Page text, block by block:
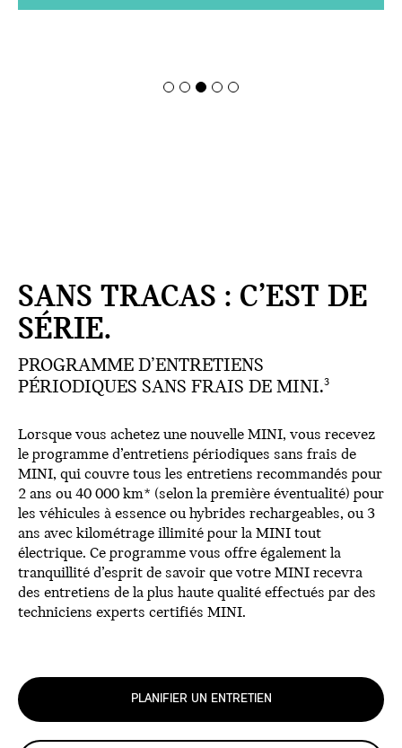
SANS TRACAS : C’EST DE
SÉRIE.
PROGRAMME D’ENTRETIENS
PÉRIODIQUES SANS FRAIS DE MINI.3
Lorsque vous achetez une nouvelle MINI, vous recevez
le programme d’entretiens périodiques sans frais de
MINI, qui couvre tous les entretiens recommandés pour
2 ans ou 40 000 km* (selon la première éventualité) pour
les véhicules à essence ou hybrides rechargeables, ou 3
ans avec kilométrage illimité pour la MINI tout
électrique. Ce programme vous offre également la
tranquillité d’esprit de savoir que votre MINI recevra
des entretiens de la plus haute qualité effectués par des
techniciens experts certifiés MINI.
PLANIFIER UN ENTRETIEN